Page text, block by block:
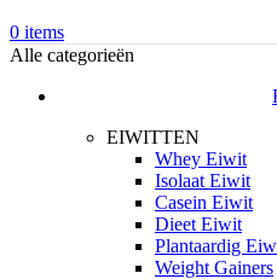
0 items
Alle categorieën
EIWITTEN
Whey Eiwit
Isolaat Eiwit
Casein Eiwit
Dieet Eiwit
Plantaardig
Weight Gainers